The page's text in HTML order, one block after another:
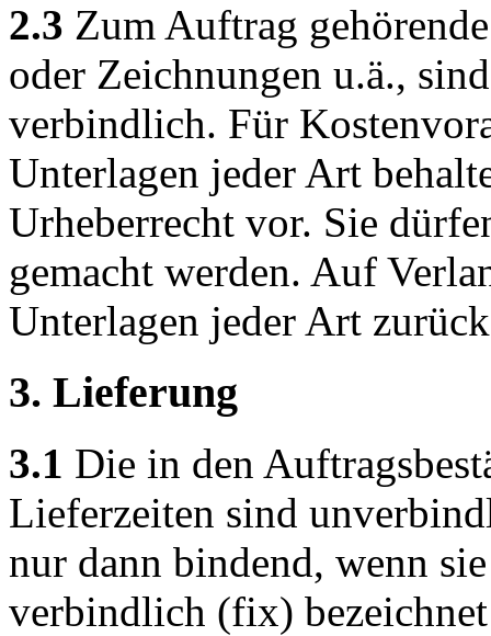
2.3 Zum Auftrag
oder Zeichnungen u.ä.,
verbindlich. Für
Unterlagen jeder Art
Urheberrecht vor. Sie
gemacht werden. Auf
Unterlagen jeder Art
3. Lieferung
3.1 Die in den
Lieferzeiten sind
nur dann bindend, wenn
verbindlich (fix)